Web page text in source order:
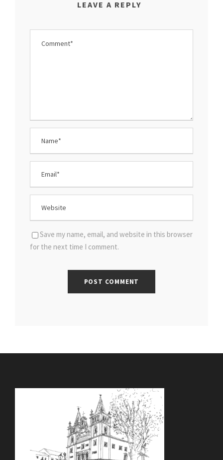
LEAVE A REPLY
Save my name, email, and website in this browser
for the next time I comment.